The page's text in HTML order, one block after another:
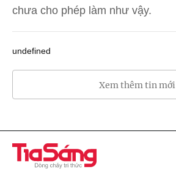
chưa cho phép làm như vậy.
undefined
Xem thêm tin mới